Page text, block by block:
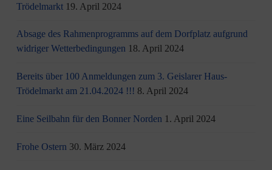
Trödelmarkt 19. April 2024
Absage des Rahmenprogramms auf dem Dorfplatz aufgrund
widriger Wetterbedingungen 18. April 2024
Bereits über 100 Anmeldungen zum 3. Geislarer Haus-
Trödelmarkt am 21.04.2024 !!! 8. April 2024
Eine Seilbahn für den Bonner Norden 1. April 2024
Frohe Ostern 30. März 2024